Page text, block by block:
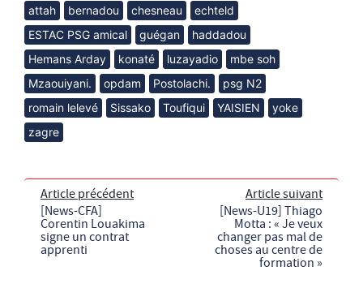
attah bernadou chesneau
echteld
ESTAC PSG amical
guégan
haddadou
Hemans Arday
konaté luzayadio
mbe soh
Mzaouiyani.
opdam Postolachi.
psg N2
romain lelevé
Sissako Toufiqui YAISIEN
yoke
zagre
Article précédent
[News-CFA]
Corentin Louakima
signe un contrat
apprenti
Article suivant
[News-U19] Thiago
Motta : « Je veux
changer pas mal de
choses au centre de
formation »